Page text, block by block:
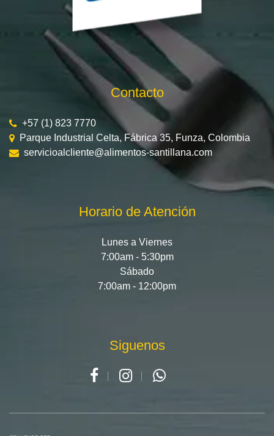
Contacto
+57 (1) 823 7770
Parque Industrial Celta, Fábrica 35, Funza, Colombia
servicioalcliente@alimentos-santillana.com
Horario de Atención
Lunes a Viernes
7:00am - 5:30pm
Sábado
7:00am - 12:00pm
Siguenos